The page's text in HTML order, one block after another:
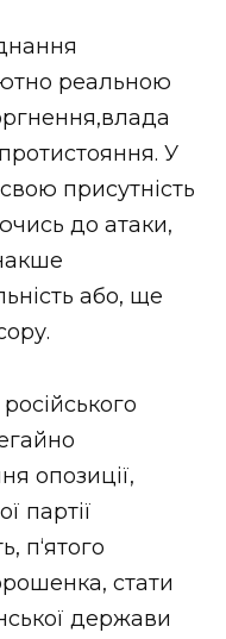
реальною
У
присутність
до атаки,
або, ще
опозиції,
партії
п‘ятого
стати
держави